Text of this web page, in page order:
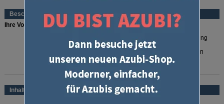
Beschreibung
Ihre Vorteile:
Aufgaben sind wie in der Prüfung
- Mit Zusatzinformationen zum besseren
Verstehen
prüfungsrelevanten WiSo-Themen
- Jedes Jahr an gesetzliche Änderungen angepasst
mehr lesen
Inhalt